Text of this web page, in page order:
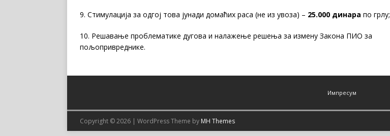
9. Стимулација за одгој това јунади домаћих раса (не из увоза) – 25.000 динара по грлу;
10. Решавање проблематике дугова и налажење решења за измену Закона ПИО за
пољопривреднике.
Импресум
Copyright © 2026 | WordPress Theme by MH Themes